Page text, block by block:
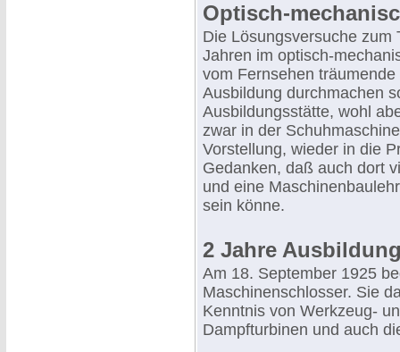
Optisch-
Die Lösungsversuche zum
Jahren im optisch-
vom Fernsehen
Ausbildung durchmachen
Ausbildungsstätte, wohl
zwar in der
Vorstellung, wieder in die
Gedanken, daß auch dort
und eine
sein könne.
2 Jahre
Am 18. September 1925
Maschinenschlosser. Sie
Kenntnis von Werkzeug-
Dampfturbinen und auch